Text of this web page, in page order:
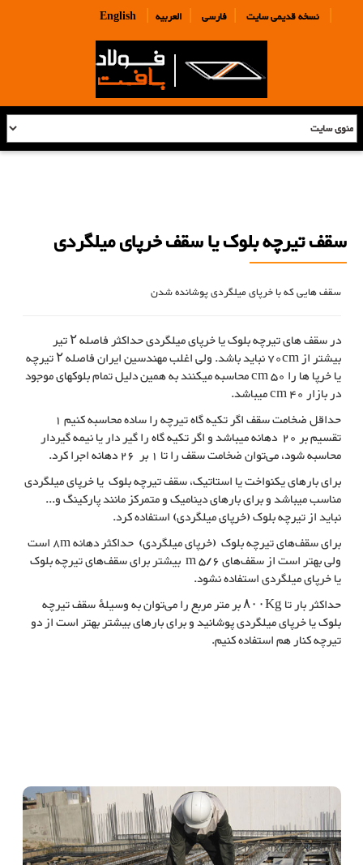
English | نسخه قدیمی سایت| فارسی| العربیه |
سقف تیرچه بلوک یا سقف خرپای میلگردی
سقف هایی که با خرپای میلگردی پوشانده شدن
در سقف های تیرچه بلوک یا خرپای میلگردی حداکثر فاصله ۲ تیر
بیشتر از 70cm نباید باشد. ولی اغلب مهندسین ایران فاصله ۲ تیرچه
یا خرپا ها را 50 cm محاسبه میکنند به همین دلیل تمام بلوکهای موجود
در بازار 40 cm میباشد.
حداقل ضخامت سقف اگر تکیه گاه تیرچه را ساده محاسبه کنیم 1
تقسیم بر 20 دهانه میباشد و اگر تکیه گاه را گیر دار یا نیمه گیردار
محاسبه شود، می‌توان ضخامت سقف را تا 1 بر 26 دهانه اجرا کرد.
برای بارهای یکنواخت یا استاتیک، سقف تیرچه بلوک یا خرپای میلگردی
مناسب میباشد و برای بارهای دینامیک و متمرکز مانند پارکینگ و...
نباید از تیرچه بلوک (خرپای میلگردی) استفاده کرد.
برای سقف‌های تیرچه بلوک (خرپای میلگردی) حداکثر دهانه 8m است
ولی بهتر است از سقف‌های ۵/۶ m بیشتر برای سقف‌های تیرچه بلوک
یا خرپای میلگردی استفاده نشود.
حداکثر بار تا ۸۰۰Kg بر متر مربع را می‌توان به وسیلهٔ سقف تیرچه
بلوک یا خرپای میلگردی پوشانید و برای بارهای بیشتر بهتر است از دو
تیرچه کنار هم استفاده کنیم.